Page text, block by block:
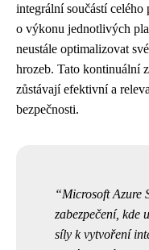
integrální součástí
o výkonu jednotlivých
neustále optimalizovat
hrozeb. Tato kontinuální
zůstávají efektivní a
bezpečnosti.
Microsoft Azure
zabezpečení, kde
síly k vytvoření